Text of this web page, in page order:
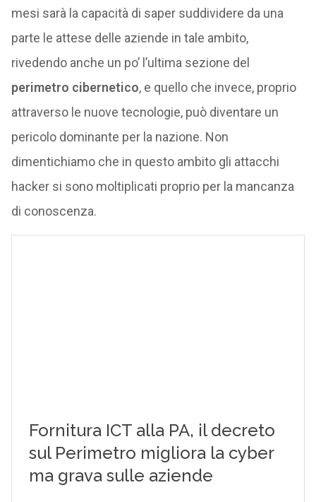
mesi sarà la capacità di saper suddividere da una
parte le attese delle aziende in tale ambito,
rivedendo anche un po’ l’ultima sezione del
perimetro cibernetico, e quello che invece, proprio
attraverso le nuove tecnologie, può diventare un
pericolo dominante per la nazione. Non
dimentichiamo che in questo ambito gli attacchi
hacker si sono moltiplicati proprio per la mancanza
di conoscenza.